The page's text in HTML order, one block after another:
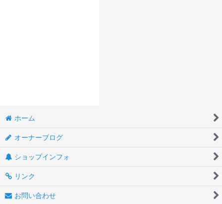
ホーム
オーナーブログ
ショップインフォ
リンク
お問い合わせ